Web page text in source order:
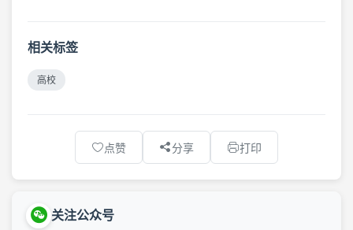
相关标签
高校
点赞 分享 打印
关注公众号